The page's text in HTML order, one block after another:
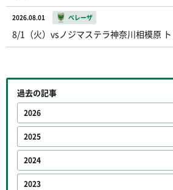
2026.08.01 ベレーザ
8/1（火）vsノジマステラ神奈川相模原
過去の記事
2026
2025
2024
2023